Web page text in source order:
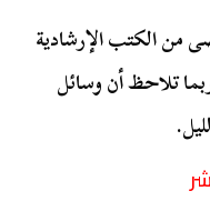
الكتب الإرشادية
تلاحظ أن وسائل